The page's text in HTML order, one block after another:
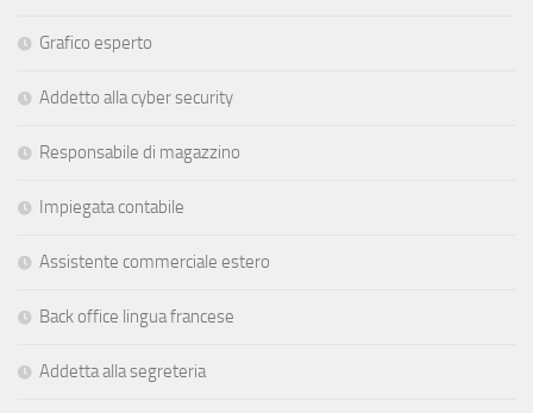
Grafico esperto
Addetto alla cyber security
Responsabile di magazzino
Impiegata contabile
Assistente commerciale estero
Back office lingua francese
Addetta alla segreteria